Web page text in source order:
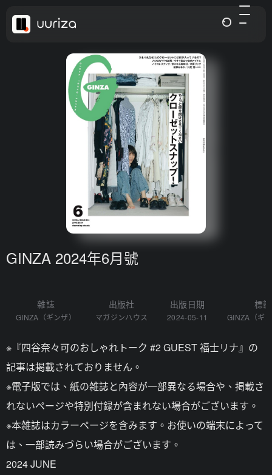
GINZA 2024年6月號
雜誌
GINZA（ギンザ）
出版社
マガジンハウス
出版日期
2024-05-11
標籤
GINZA（ギ
※『四谷奈々可のおしゃれトーク #2 GUEST 福士リナ』の
記事は掲載されておりません。
※電子版では、紙の雑誌と內容が一部異なる場合や、掲載さ
れないページや特別付録が含まれない場合がございます。
※本雑誌はカラーページを含みます。お使いの端末によって
は、一部読みづらい場合がございます。
2024 JUNE